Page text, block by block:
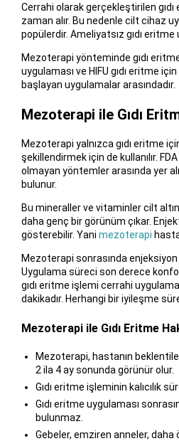
Cerrahi olarak gerçekleştirilen
zaman alır. Bu nedenle cilt cihaz
popülerdir. Ameliyatsız gıdı
Mezoterapi yönteminde gıdı
uygulaması ve HIFU gıdı eritme
başlayan uygulamalar arasındadır.
Mezoterapi ile Gıdı
Mezoterapi yalnızca gıdı eritme
şekillendirmek için de kullanılır.
olmayan yöntemler arasında yer
bulunur.
Bu mineraller ve vitaminler cilt
daha genç bir görünüm çıkar.
gösterebilir. Yani mezoterapi
Mezoterapi sonrasında enjeksiyon
Uygulama süreci son derece
gıdı eritme işlemi cerrahi
dakikadır. Herhangi bir iyileşme
Mezoterapi ile Gıdı Eritme
Mezoterapi, hastanın
2 ila 4 ay sonunda görünür olur.
Gıdı eritme işleminin kalıcılık
Gıdı eritme uygulaması
bulunmaz.
Gebeler, emziren anneler,